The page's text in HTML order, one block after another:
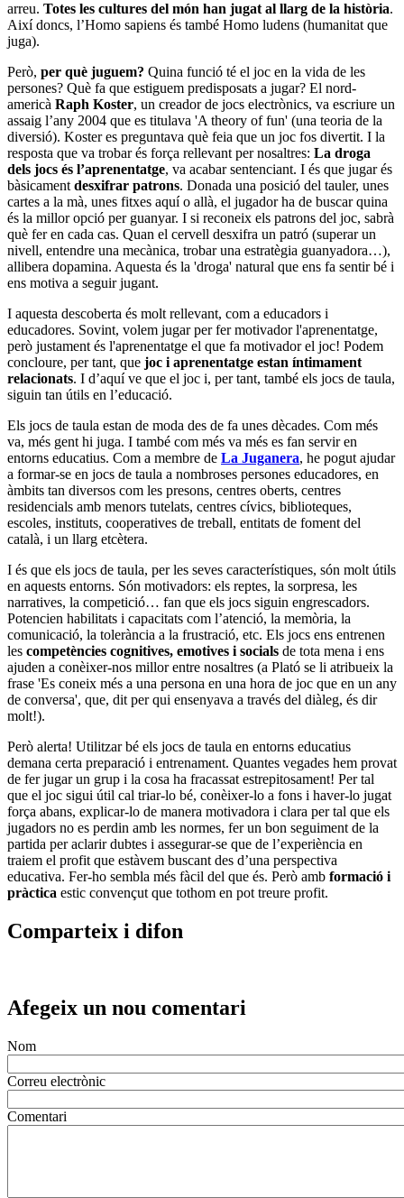
arreu. Totes les cultures del món han jugat al llarg de la història.
Així doncs, l’Homo sapiens és també Homo ludens (humanitat que
juga).
Però, per què juguem? Quina funció té el joc en la vida de les
persones? Què fa que estiguem predisposats a jugar? El nord-
americà Raph Koster, un creador de jocs electrònics, va escriure un
assaig l’any 2004 que es titulava 'A theory of fun' (una teoria de la
diversió). Koster es preguntava què feia que un joc fos divertit. I la
resposta que va trobar és força rellevant per nosaltres: La droga
dels jocs és l’aprenentatge, va acabar sentenciant. I és que jugar és
bàsicamentdesxifrar patrons. Donada una posició del tauler, unes
cartes a la mà, unes fitxes aquí o allà, el jugador ha de buscar quina
és la millor opció per guanyar. I si reconeix els patrons del joc, sabrà
què fer en cada cas. Quan el cervell desxifra un patró (superar un
nivell, entendre una mecànica, trobar una estratègia guanyadora…),
allibera dopamina. Aquesta és la 'droga' natural que ens fa sentir bé i
ens motiva a seguir jugant.
I aquesta descoberta és molt rellevant, com a educadors i
educadores. Sovint, volem jugar per fer motivador l'aprenentatge,
però justament és l'aprenentatge el que fa motivador el joc! Podem
concloure, per tant, que joc i aprenentatge estan íntimament
relacionats. I d’aquí ve que el joc i, per tant, també els jocs de taula,
siguin tan útils en l’educació.
Els jocs de taula estan de moda des de fa unes dècades. Com més
va, més gent hi juga. I també com més va més es fan servir en
entorns educatius. Com a membre de La Juganera, he pogut ajudar
a formar-se en jocs de taula a nombroses persones educadores, en
àmbits tan diversos com les presons, centres oberts, centres
residencials amb menors tutelats, centres cívics, biblioteques,
escoles, instituts, cooperatives de treball, entitats de foment del
català, i un llarg etcètera.
I és que els jocs de taula, per les seves característiques, són molt útils
en aquests entorns. Són motivadors: els reptes, la sorpresa, les
narratives, la competició… fan que els jocs siguin engrescadors.
Potencien habilitats i capacitats com l’atenció, la memòria, la
comunicació, la tolerància a la frustració, etc. Els jocs ens entrenen
les competències cognitives, emotives i socials de tota mena i ens
ajuden a conèixer-nos millor entre nosaltres (a Plató se li atribueix la
frase 'Es coneix més a una persona en una hora de joc que en un any
de conversa', que, dit per qui ensenyava a través del diàleg, és dir
molt!).
Però alerta! Utilitzar bé els jocs de taula en entorns educatius
demana certa preparació i entrenament. Quantes vegades hem provat
de fer jugar un grup i la cosa ha fracassat estrepitosament! Per tal
que el joc sigui útil cal triar-lo bé, conèixer-lo a fons i haver-lo jugat
força abans, explicar-lo de manera motivadora i clara per tal que els
jugadors no es perdin amb les normes, fer un bon seguiment de la
partida per aclarir dubtes i assegurar-se que de l’experiència en
traiem el profit que estàvem buscant des d’una perspectiva
educativa. Fer-ho sembla més fàcil del que és. Però amb formació i
pràctica estic convençut que tothom en pot treure profit.
Comparteix i difon
Afegeix un nou comentari
Nom
Correu electrònic
Comentari